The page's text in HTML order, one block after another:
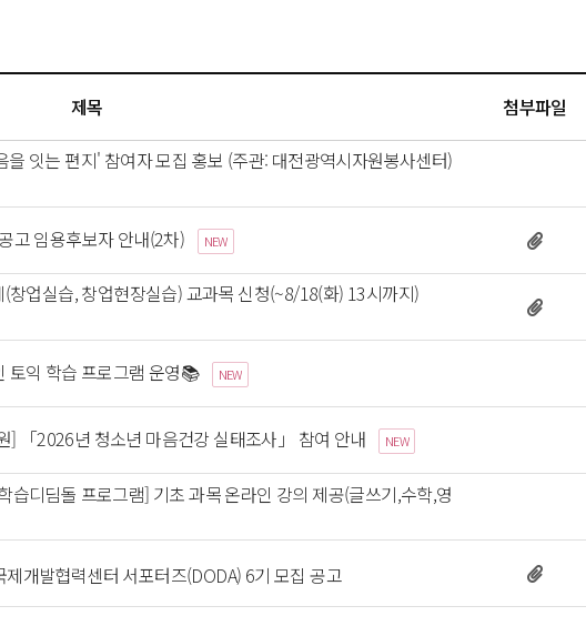
제목 첨부파일
잇는 편지' 참여자 모집 홍보 (주관: 대전광역시자원봉사센터)
고 임용후보자 안내(2차) NEW
업실습, 창업현장실습) 교과목 신청(~8/18(화) 13시까지)
토익 학습 프로그램 운영📚 NEW
「2026년 청소년 마음건강 실태조사」 참여 안내 NEW
디딤돌 프로그램] 기초 과목 온라인 강의 제공(글쓰기,수학,영
개발협력센터 서포터즈(DODA) 6기 모집 공고